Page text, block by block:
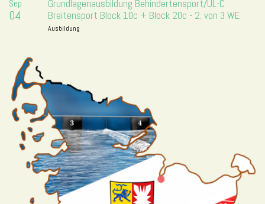
Sep
04
Grundlagenausbildung Behindertensport/ÜL-C
Breitensport Block 10c + Block 20c - 2. von 3 WE
Ausbildung